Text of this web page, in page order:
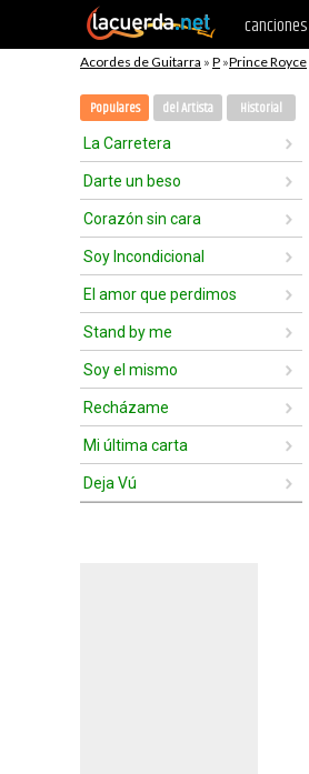
canciones
Acordes de Guitarra » P »Prince Royce
Populares del Artista Historial
La Carretera
Darte un beso
Corazón sin cara
Soy Incondicional
El amor que perdimos
Stand by me
Soy el mismo
Recházame
Mi última carta
Deja Vú